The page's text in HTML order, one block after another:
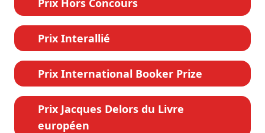
Prix Hors Concours
Prix Interallié
Prix International Booker Prize
Prix Jacques Delors du Livre
européen